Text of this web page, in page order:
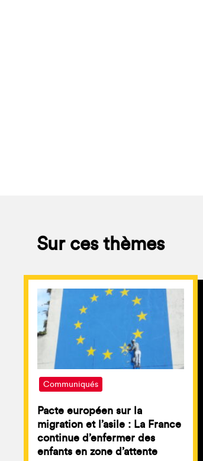
Sur ces thèmes
Communiqués
Pacte européen sur la
migration et l’asile : La France
continue d’enfermer des
enfants en zone d’attente